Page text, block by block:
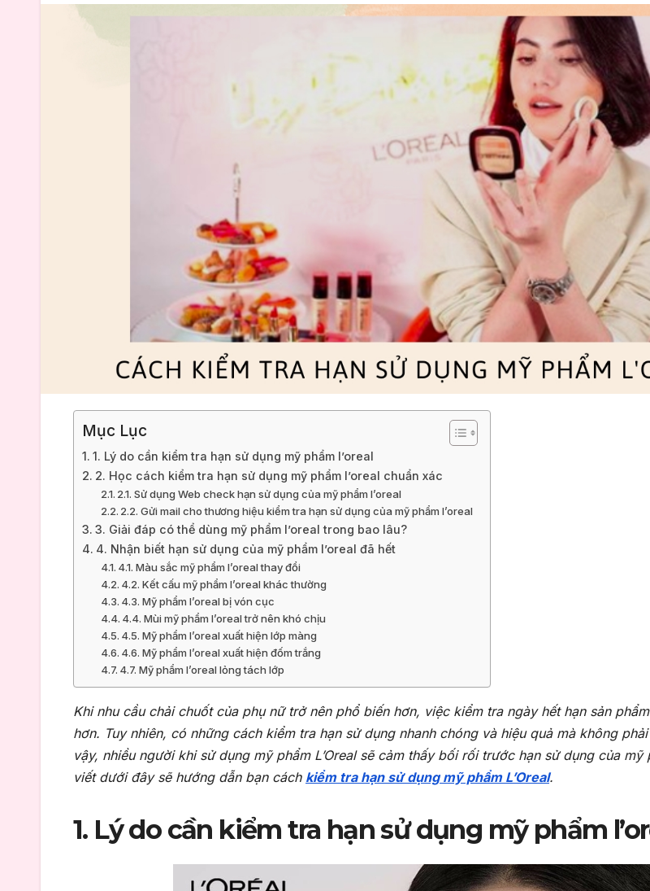
Mục Lục
1. Lý do cần kiểm tra hạn sử dụng mỹ phẩm l’oreal
2. Học cách kiểm tra hạn sử dụng mỹ phẩm l’oreal chuẩn xác
2.1. Sử dụng Web check hạn sử dụng của mỹ phẩm l’oreal
2.2. Gửi mail cho thương hiệu kiểm tra hạn sử dụng của mỹ phẩm l’oreal
3. Giải đáp có thể dùng mỹ phẩm l’oreal trong bao lâu?
4. Nhận biết hạn sử dụng của mỹ phẩm l’oreal đã hết
4.1. Màu sắc mỹ phẩm l’oreal thay đổi
4.2. Kết cấu mỹ phẩm l’oreal khác thường
4.3. Mỹ phẩm l’oreal bị vón cục
4.4. Mùi mỹ phẩm l’oreal trở nên khó chịu
4.5. Mỹ phẩm l’oreal xuất hiện lớp màng
4.6. Mỹ phẩm l’oreal xuất hiện đốm trắng
4.7. Mỹ phẩm l’oreal lỏng tách lớp
Khi nhu cầu chải chuốt của phụ nữ trở nên phổ biến hơn, việc kiểm tra ngày hết hạn sản
hơn. Tuy nhiên, có những cách kiểm tra hạn sử dụng nhanh chóng và hiệu quả mà không
vậy, nhiều người khi sử dụng mỹ phẩm L’Oreal sẽ cảm thấy bối rối trước hạn sử dụng của mỹ
viết dưới đây sẽ hướng dẫn bạn cách kiểm tra hạn sử dụng mỹ phẩm L’Oreal.
1. Lý do cần kiểm tra hạn sử dụng mỹ phẩm